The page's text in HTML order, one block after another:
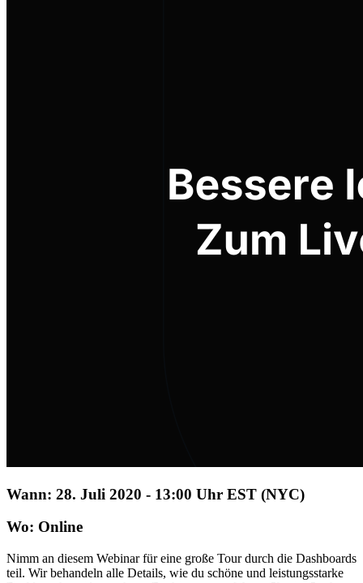
Wann: 28. Juli 2020 - 13:00 Uhr EST (NYC)
Wo: Online
Nimm an diesem Webinar für eine große Tour durch die Dashboards
teil. Wir behandeln alle Details, wie du schöne und leistungsstarke